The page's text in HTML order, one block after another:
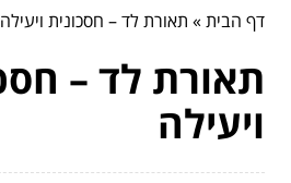
דף הבית» תאורת לד – חסכונית ויעילה
תאורת לד –
ויעילה